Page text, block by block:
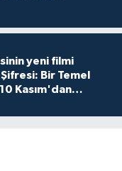
yeni filmi
Bir Temel
Kasım'dan